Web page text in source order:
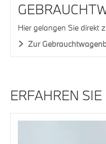
Hier gelangen Sie direkt
Zur
ERFAHREN